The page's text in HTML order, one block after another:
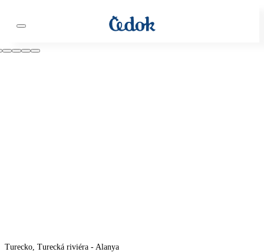
Turecko, Turecká riviéra - Alanya